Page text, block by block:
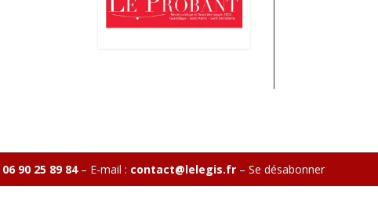
06 90 25 89 84– E-mail : contact@lelegis.fr– Se désabonner